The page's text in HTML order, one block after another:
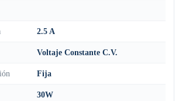
2.5 A
Voltaje Constante C.V.
Fija
30W